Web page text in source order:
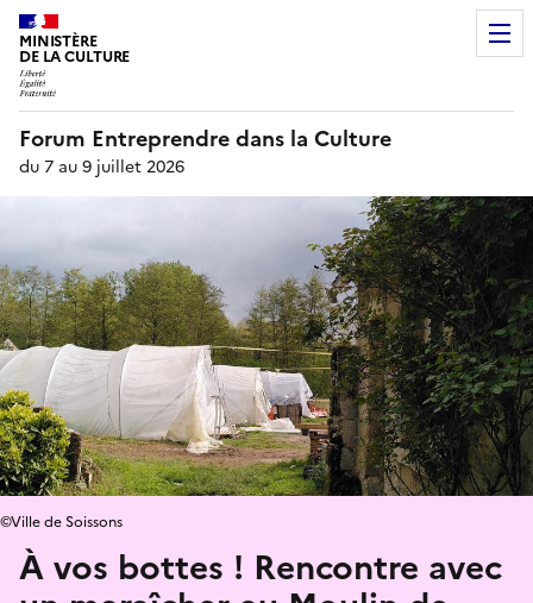
MINISTÈRE
DE LA CULTURE
Forum Entreprendre dans la Culture
du 7 au 9 juillet 2026
À vos bottes ! Rencontre avec
©Ville de Soissons